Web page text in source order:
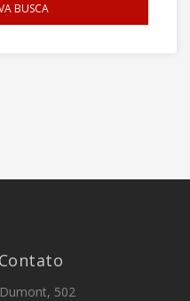
BUSCA
502